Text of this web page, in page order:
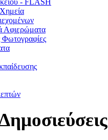
- FLASH
Αφιερώματα